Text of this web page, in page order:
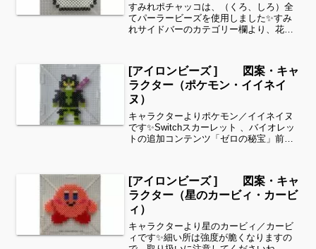
すみれポチャッコは、（くろ、しろ）全
てパーラービーズを使用しました✨すみ
れサイドバーのカテゴリー欄より、花・
案もぜひ覗いてみてください^ ^耳が崩れ
やすそうなので縁取り...
[アイロンビーズ ] 図案・キャ
ラクター（ポケモン・イイネイ
ヌ）
キャラクターよりポケモン／イイネイヌ
です✨Switchスカーレット 、バイオレッ
トの追加コンテンツ「ゼロの秘宝」前編
扱いに注意してくださいね。これくらい
のサイズは子ども...
[アイロンビーズ ] 図案・キャ
ラクター（星のカービィ・カービ
ィ）
キャラクターより星のカービィ／カービ
ィです✨細い所は強度が脆くなりますの